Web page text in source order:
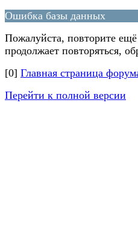
Ошибка базы данных
Пожалуйста, повторите
продолжает повторяться,
[0] Главная страница
Перейти к полной версии